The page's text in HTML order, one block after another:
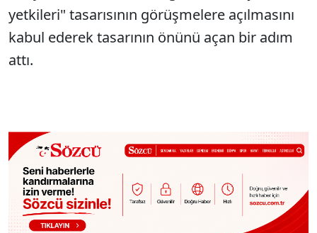
yetkileri" tasarısının görüşmelere açılmasını
kabul ederek tasarının önünü açan bir adım
attı.